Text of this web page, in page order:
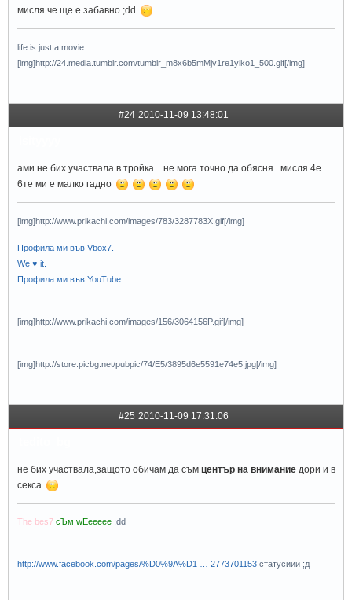
мисля че ще е забавно ;dd
life is just a movie
[img]http://24.media.tumblr.com/tumblr_m8x6b5mMjv1re1yiko1_500.gif[/img]
#24 2010-11-09 13:48:01
ами не бих участвала в тройка .. не мога точно да обясня.. мисля 4е
6те ми е малко гадно
[img]http://www.prikachi.com/images/783/3287783X.gif[/img]
Профила ми във Vbox7.
We ♥ it.
Профила ми във YouTube .
[img]http://www.prikachi.com/images/156/3064156P.gif[/img]
[img]http://store.picbg.net/pubpic/74/E5/3895d6e5591e74e5.jpg[/img]
#25 2010-11-09 17:31:06
не бих участвала,защото обичам да съм център на внимание дори и в
секса
The bes7 сЪм wEeeeee ;dd
http://www.facebook.com/pages/%D0%9A%D1 … 2773701153 статусиии ;д